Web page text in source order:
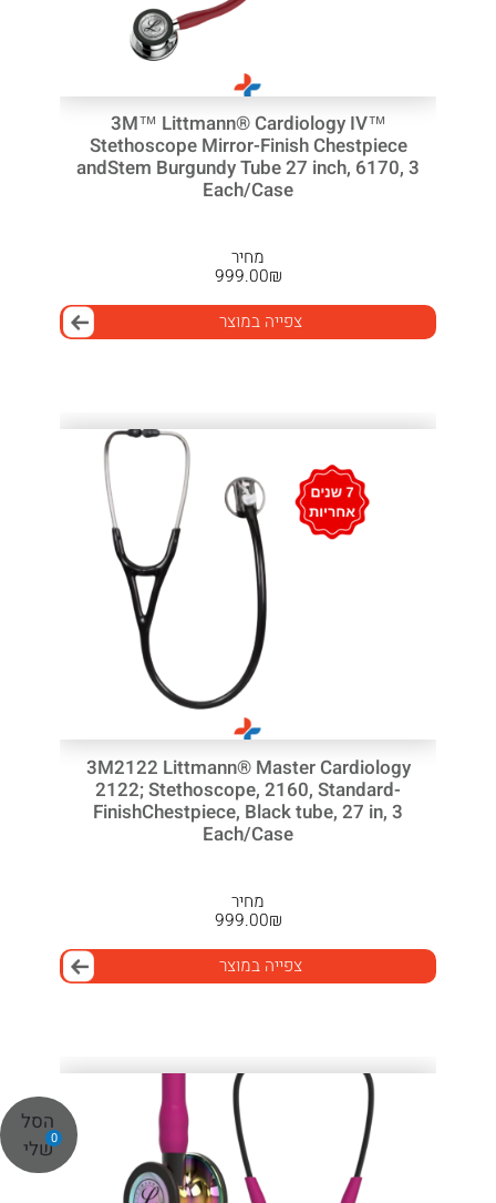
0
הסל
שלי
3M™ Littmann® Cardiology IV™
Stethoscope Mirror-Finish Chestpiece
andStem Burgundy Tube 27 inch, 6170, 3
Each/Case
מחיר
₪
999.00
צפייה במוצר
3M2122 Littmann® Master Cardiology
2122; Stethoscope, 2160, Standard-
FinishChestpiece, Black tube, 27 in, 3
Each/Case
מחיר
₪
999.00
צפייה במוצר